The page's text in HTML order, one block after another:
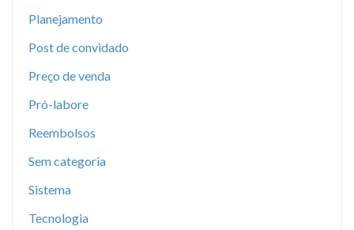
Planejamento
Post de convidado
Preço de venda
Pró-labore
Reembolsos
Sem categoria
Sistema
Tecnologia